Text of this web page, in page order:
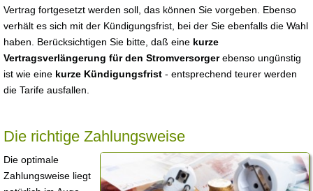
Vertrag fortgesetzt werden soll, das können Sie vorgeben. Ebenso
verhält es sich mit der Kündigungsfrist, bei der Sie ebenfalls die Wahl
haben. Berücksichtigen Sie bitte, daß eine kurze
Vertragsverlängerung für den Stromversorgerebenso ungünstig
ist wie eine kurze Kündigungsfrist - entsprechend teurer werden
die Tarife ausfallen.
Die richtige Zahlungsweise
Die optimale
Zahlungsweise liegt